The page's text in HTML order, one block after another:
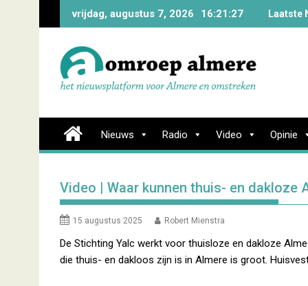
vrijdag, augustus 7, 2026 16:21:28 Laatste
Nieuws Radio Video Opinie
Video | Waar kunnen thuis- en dakloze
15 augustus 2025 Robert Mienstra
De Stichting Yalc werkt voor thuisloze en dakloze
die thuis- en dakloos zijn is in Almere is groot.